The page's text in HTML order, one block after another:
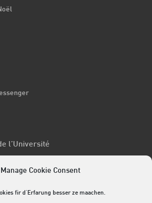
Manage Cookie Consent
fir d'Erfarung besser ze maachen.
l’Université